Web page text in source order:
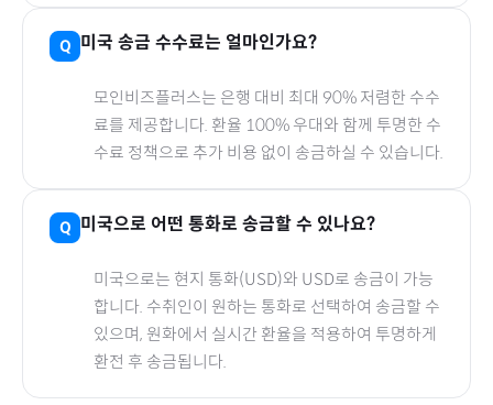
미국 송금 수수료는 얼마인가요?
모인비즈플러스는 은행 대비 최대 90% 저렴한 수수
료를 제공합니다. 환율 100% 우대와 함께 투명한 수
수료 정책으로 추가 비용 없이 송금하실 수 있습니다.
미국으로 어떤 통화로 송금할 수 있나요?
미국으로는 현지 통화(USD)와 USD로 송금이 가능
합니다. 수취인이 원하는 통화로 선택하여 송금할 수
있으며, 원화에서 실시간 환율을 적용하여 투명하게
환전 후 송금됩니다.